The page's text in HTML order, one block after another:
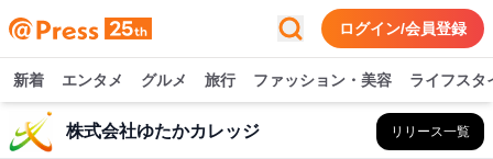
ログイン/会員登録
新着 エンタメ グルメ 旅行 ファッション・美容 ライフスタ
株式会社ゆたかカレッジ リリース一覧